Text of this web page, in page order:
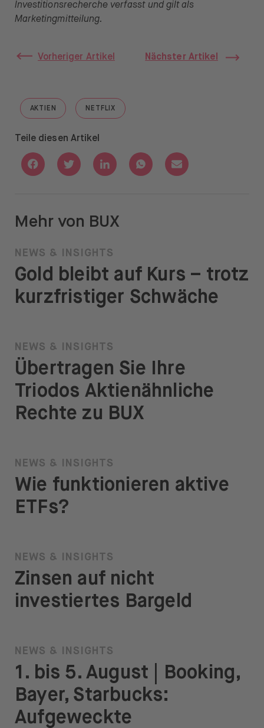
Investitionsrecherche verfasst und gilt als
Marketingmitteilung.
Vorheriger Artikel Nächster Artikel
AKTIEN
GO TO "AKTIEN"
NETFLIX
GO TO "NETFLIX"
Teile diesen Artikel
Share with Facebook
Share with Twitter
Share with Linkedin
Share with Whatsapp
Share with Email
Mehr von BUX
NEWS & INSIGHTS
Gold bleibt auf Kurs – trotz
kurzfristiger Schwäche
NEWS & INSIGHTS
Übertragen Sie Ihre
Triodos Aktienähnliche
Rechte zu BUX
NEWS & INSIGHTS
Wie funktionieren aktive
ETFs?
NEWS & INSIGHTS
Zinsen auf nicht
investiertes Bargeld
NEWS & INSIGHTS
1. bis 5. August | Booking,
Bayer, Starbucks:
Aufgeweckte